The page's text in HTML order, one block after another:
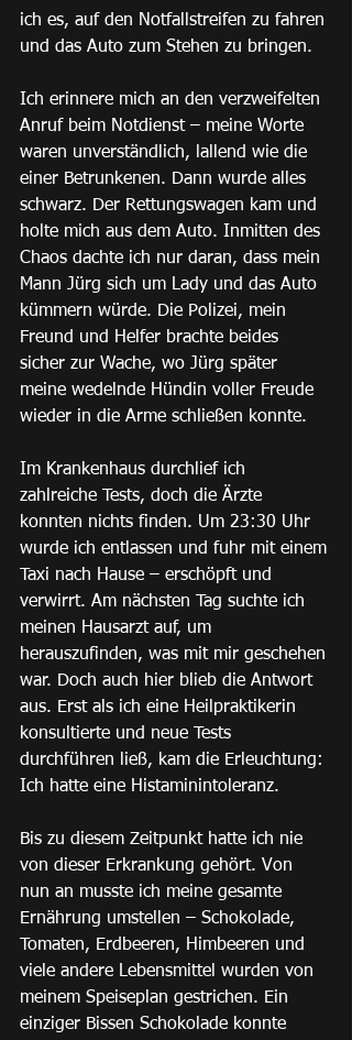
ich es, auf den Notfallstreifen zu fahren
und das Auto zum Stehen zu bringen.
Ich erinnere mich an den verzweifelten
Anruf beim Notdienst – meine Worte
waren unverständlich, lallend wie die
einer Betrunkenen. Dann wurde alles
schwarz. Der Rettungswagen kam und
holte mich aus dem Auto. Inmitten des
Chaos dachte ich nur daran, dass mein
Mann Jürg sich um Lady und das Auto
kümmern würde. Die Polizei, mein
Freund und Helfer brachte beides
sicher zur Wache, wo Jürg später
meine wedelnde Hündin voller Freude
wieder in die Arme schließen konnte.
Im Krankenhaus durchlief ich
zahlreiche Tests, doch die Ärzte
konnten nichts finden. Um 23:30 Uhr
wurde ich entlassen und fuhr mit einem
Taxi nach Hause – erschöpft und
verwirrt. Am nächsten Tag suchte ich
meinen Hausarzt auf, um
herauszufinden, was mit mir geschehen
war. Doch auch hier blieb die Antwort
aus. Erst als ich eine Heilpraktikerin
konsultierte und neue Tests
durchführen ließ, kam die Erleuchtung:
Ich hatte eine Histaminintoleranz.
Bis zu diesem Zeitpunkt hatte ich nie
von dieser Erkrankung gehört. Von
nun an musste ich meine gesamte
Ernährung umstellen – Schokolade,
Tomaten, Erdbeeren, Himbeeren und
viele andere Lebensmittel wurden von
meinem Speiseplan gestrichen. Ein
einziger Bissen Schokolade konnte